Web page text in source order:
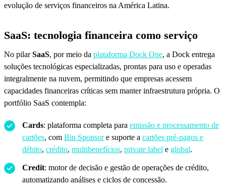
evolução de serviços financeiros na América Latina.
SaaS: tecnologia financeira como serviço
No pilarSaaS, por meio da plataforma Dock One, a Dock entrega
soluções tecnológicas especializadas, prontas para uso e operadas
integralmente na nuvem, permitindo que empresas acessem
capacidades financeiras críticas sem manter infraestrutura própria. O
portfólio SaaS contempla:
Cards: plataforma completa para emissão e processamento de
cartões, com Bin Sponsore suporte a cartões pré-pagos e
débito, crédito, multibenefícios, private label e global.
Credit: motor de decisão e gestão de operações de crédito,
automatizando análises e ciclos de concessão.